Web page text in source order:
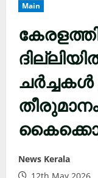
Main
ചർച്ചകൾ
News Kerala